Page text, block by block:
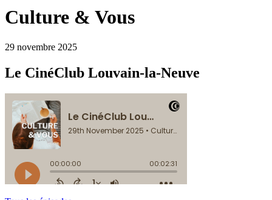
Culture & Vous
29 novembre 2025
Le CinéClub Louvain-la-Neuve